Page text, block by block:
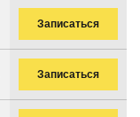
Записаться
Записаться